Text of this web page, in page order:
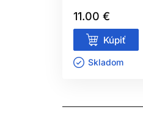
11.00 €
Kúpiť
Skladom ㅤ